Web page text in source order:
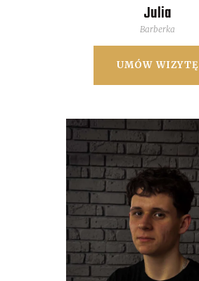
Julia
Barberka
UMÓW WIZYTĘ